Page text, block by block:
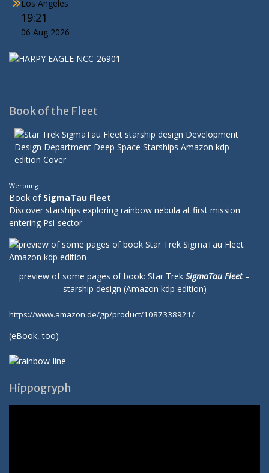
Los Angeles
19:21
06 Aug 2026
Book of the Fleet
Werbung:
Book of SigmaTau Fleet
Discover starships exploring rainbow nebula at first mission
entering Psi-sector
preview of some pages of book: Star Trek SigmaTau Fleet–
starship design (Amazon kdp edition)
https://www.amazon.de/gp/product/1087338921/
(eBook, too)
Hippogryph